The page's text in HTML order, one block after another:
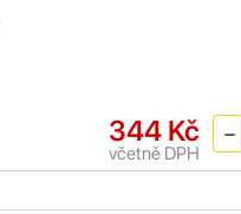
344 Kč
včetně DPH